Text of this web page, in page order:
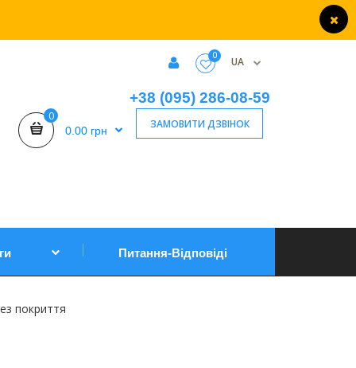
0 UA
0
0.00 грн
+38 (095) 286-08-59
ЗАМОВИТИ ДЗВІНОК
Питання-Відповіді
покриття